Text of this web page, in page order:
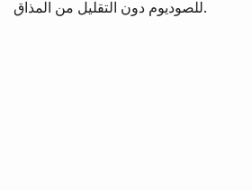
للصوديوم دون التقليل من المذاق.